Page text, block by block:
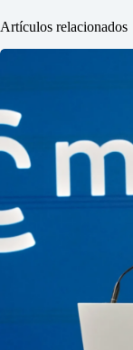
Artículos relacionados